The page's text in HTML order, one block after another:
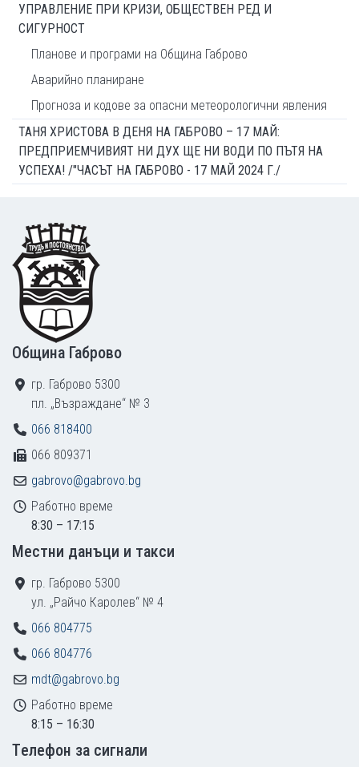
УПРАВЛЕНИЕ ПРИ КРИЗИ, ОБЩЕСТВЕН РЕД И
СИГУРНОСТ
Планове и програми на Община Габрово
Аварийно планиране
Прогноза и кодове за опасни метеорологични явления
ТАНЯ ХРИСТОВА В ДЕНЯ НА ГАБРОВО – 17 МАЙ:
ПРЕДПРИЕМЧИВИЯТ НИ ДУХ ЩЕ НИ ВОДИ ПО ПЪТЯ НА
УСПЕХА! /"ЧАСЪТ НА ГАБРОВО - 17 МАЙ 2024 Г./
Footer
Община Габрово
гр. Габрово 5300
пл. „Възраждане“ № 3
066 818400
066 809371
gabrovo@gabrovo.bg
Работно време
8:30 – 17:15
Местни данъци и такси
гр. Габрово 5300
ул. „Райчо Каролев“ № 4
066 804775
066 804776
mdt@gabrovo.bg
Работно време
8:15 – 16:30
Tелефон за сигнали